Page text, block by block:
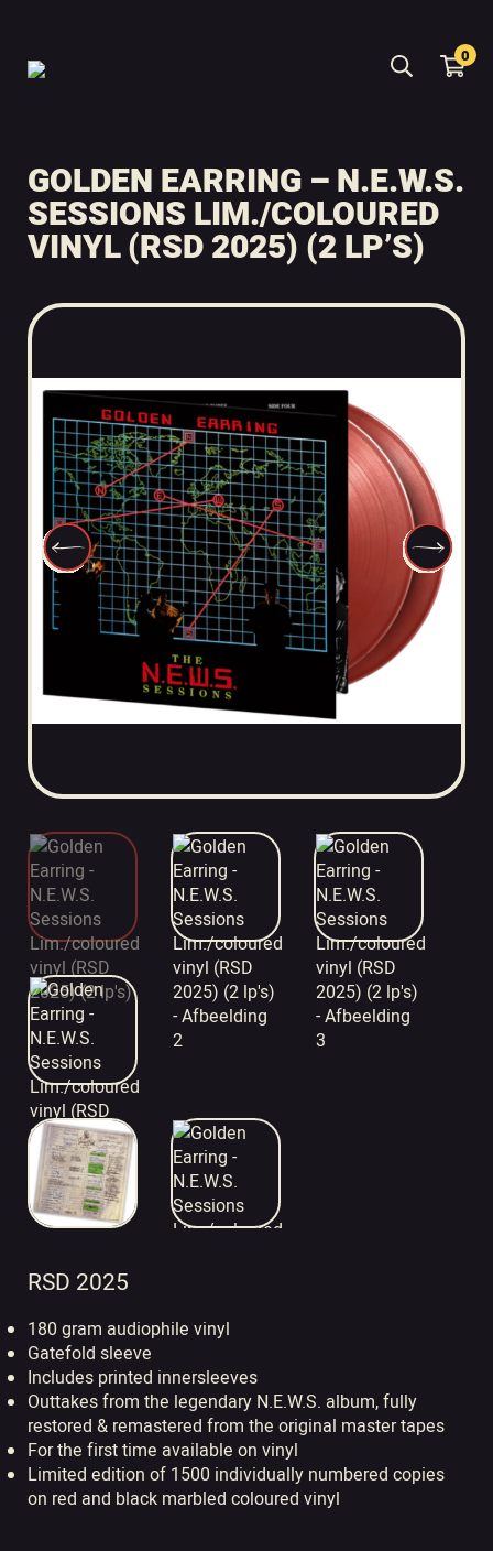
0
GOLDEN EARRING – N.E.W.S.
SESSIONS LIM./COLOURED
VINYL (RSD 2025) (2 LP’S)
RSD 2025
180 gram audiophile vinyl
Gatefold sleeve
Includes printed innersleeves
Outtakes from the legendary N.E.W.S. album, fully
restored & remastered from the original master tapes
For the first time available on vinyl
Limited edition of 1500 individually numbered copies
on red and black marbled coloured vinyl